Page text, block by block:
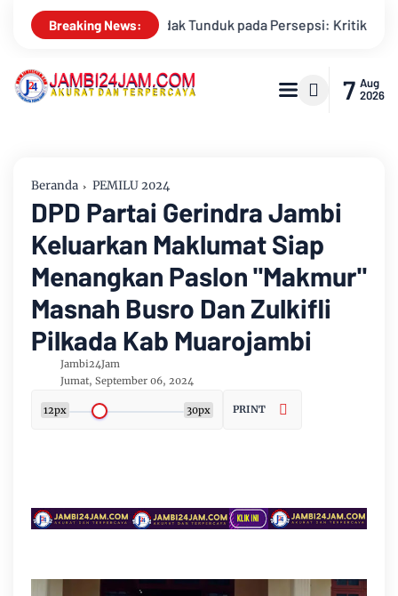
Breaking News:
Persepsi: Kritik Terhadap Monopoli Kebenaran oleh Media
7 Aug
2026
Beranda PEMILU 2024
DPD Partai Gerindra Jambi
Keluarkan Maklumat Siap
Menangkan Paslon "Makmur"
Masnah Busro Dan Zulkifli
Pilkada Kab Muarojambi
Jambi24Jam
Jumat, September 06, 2024
12px 30px PRINT